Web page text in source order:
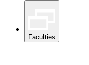
Faculties